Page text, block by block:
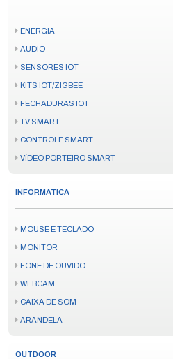
ENERGIA
AUDIO
SENSORES IOT
KITS IOT/ZIGBEE
FECHADURAS IOT
TV SMART
CONTROLE SMART
VÍDEO PORTEIRO SMART
INFORMATICA
MOUSE E TECLADO
MONITOR
FONE DE OUVIDO
WEBCAM
CAIXA DE SOM
ARANDELA
OUTDOOR